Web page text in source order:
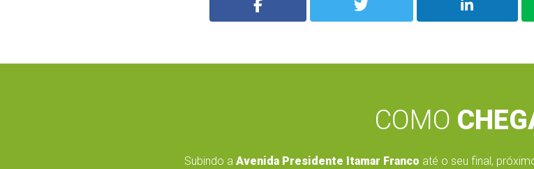
COMO
Subindo a Avenida Presidente Itamar Franco até o seu final,